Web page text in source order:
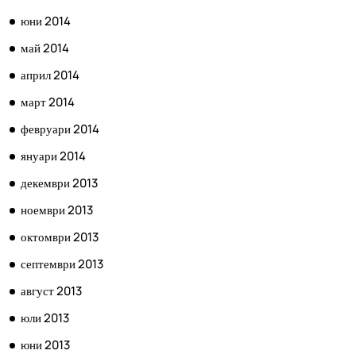
юни 2014
май 2014
април 2014
март 2014
февруари 2014
януари 2014
декември 2013
ноември 2013
октомври 2013
септември 2013
август 2013
юли 2013
юни 2013